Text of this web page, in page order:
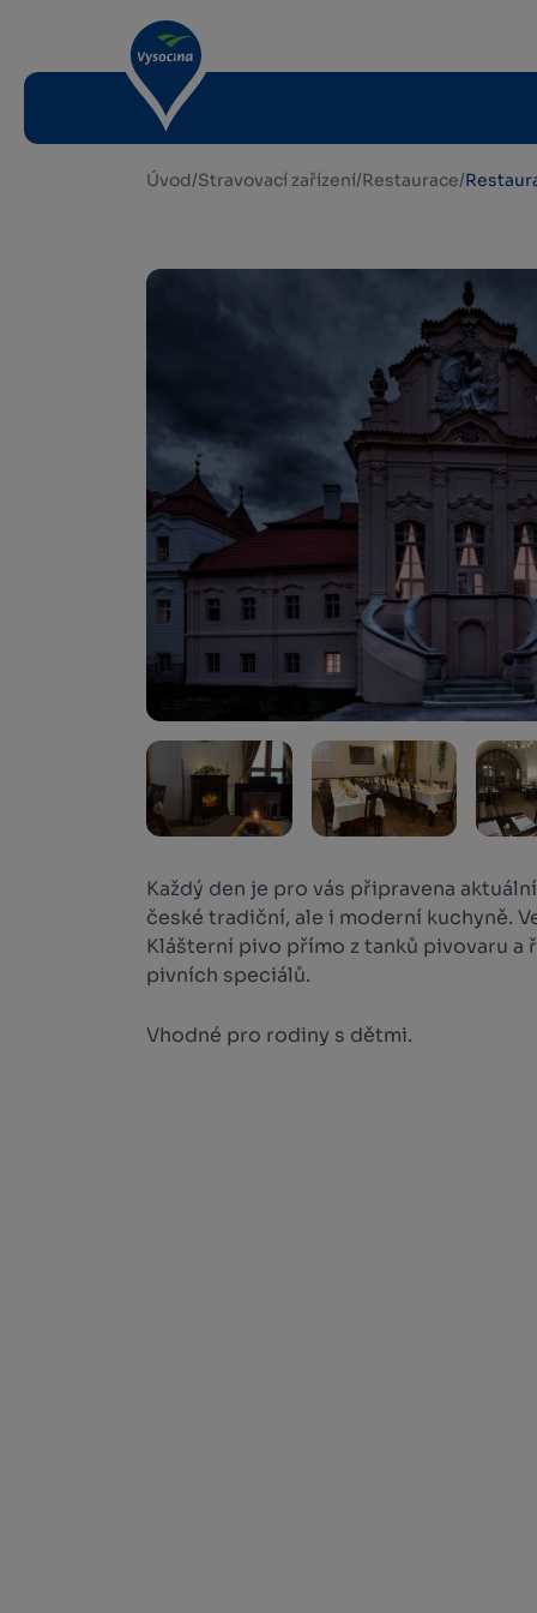
Úvod/Stravovací zařízení/Restaurace/
Každý den je pro vás připravena
české tradiční, ale i moderní kuchyně.
Klášterní pivo přímo z tanků pivovaru a
pivních speciálů.
Vhodné pro rodiny s dětmi.